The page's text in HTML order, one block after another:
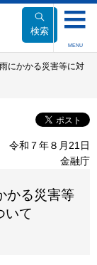
検索
MENU
にかかる災害等に対
令和７年８月21日
金融庁
かる災害等
いて